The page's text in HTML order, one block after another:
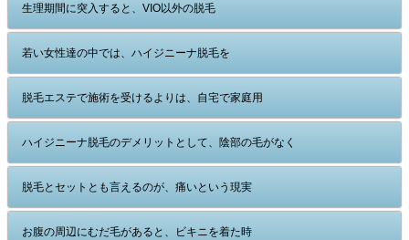
生理期間に突入すると、VIO以外の脱毛
若い女性達の中では、ハイジニーナ脱毛を
脱毛エステで施術を受けるよりは、自宅で家庭用
ハイジニーナ脱毛のデメリットとして、陰部の毛がなく
脱毛とセットとも言えるのが、痛いという現実
お腹の周辺にむだ毛があると、ビキニを着た時